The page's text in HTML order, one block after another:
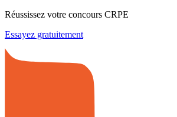
Réussissez votre concours CRPE
Essayez gratuitement